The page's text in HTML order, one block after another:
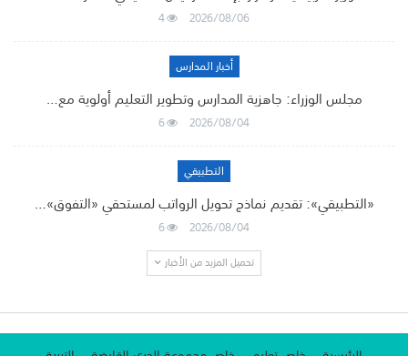
2026/08/06
4
أخبار المدارس
مجلس الوزراء: جاهزية المدارس وتطوير التعليم أولوية مع…
2026/08/04
6
التطبيقي
«التطبيقي»: تقديم نماذج تحويل الرواتب لمستحقي «التفوق»…
2026/08/04
6
تحميل المزيد من الأخبار